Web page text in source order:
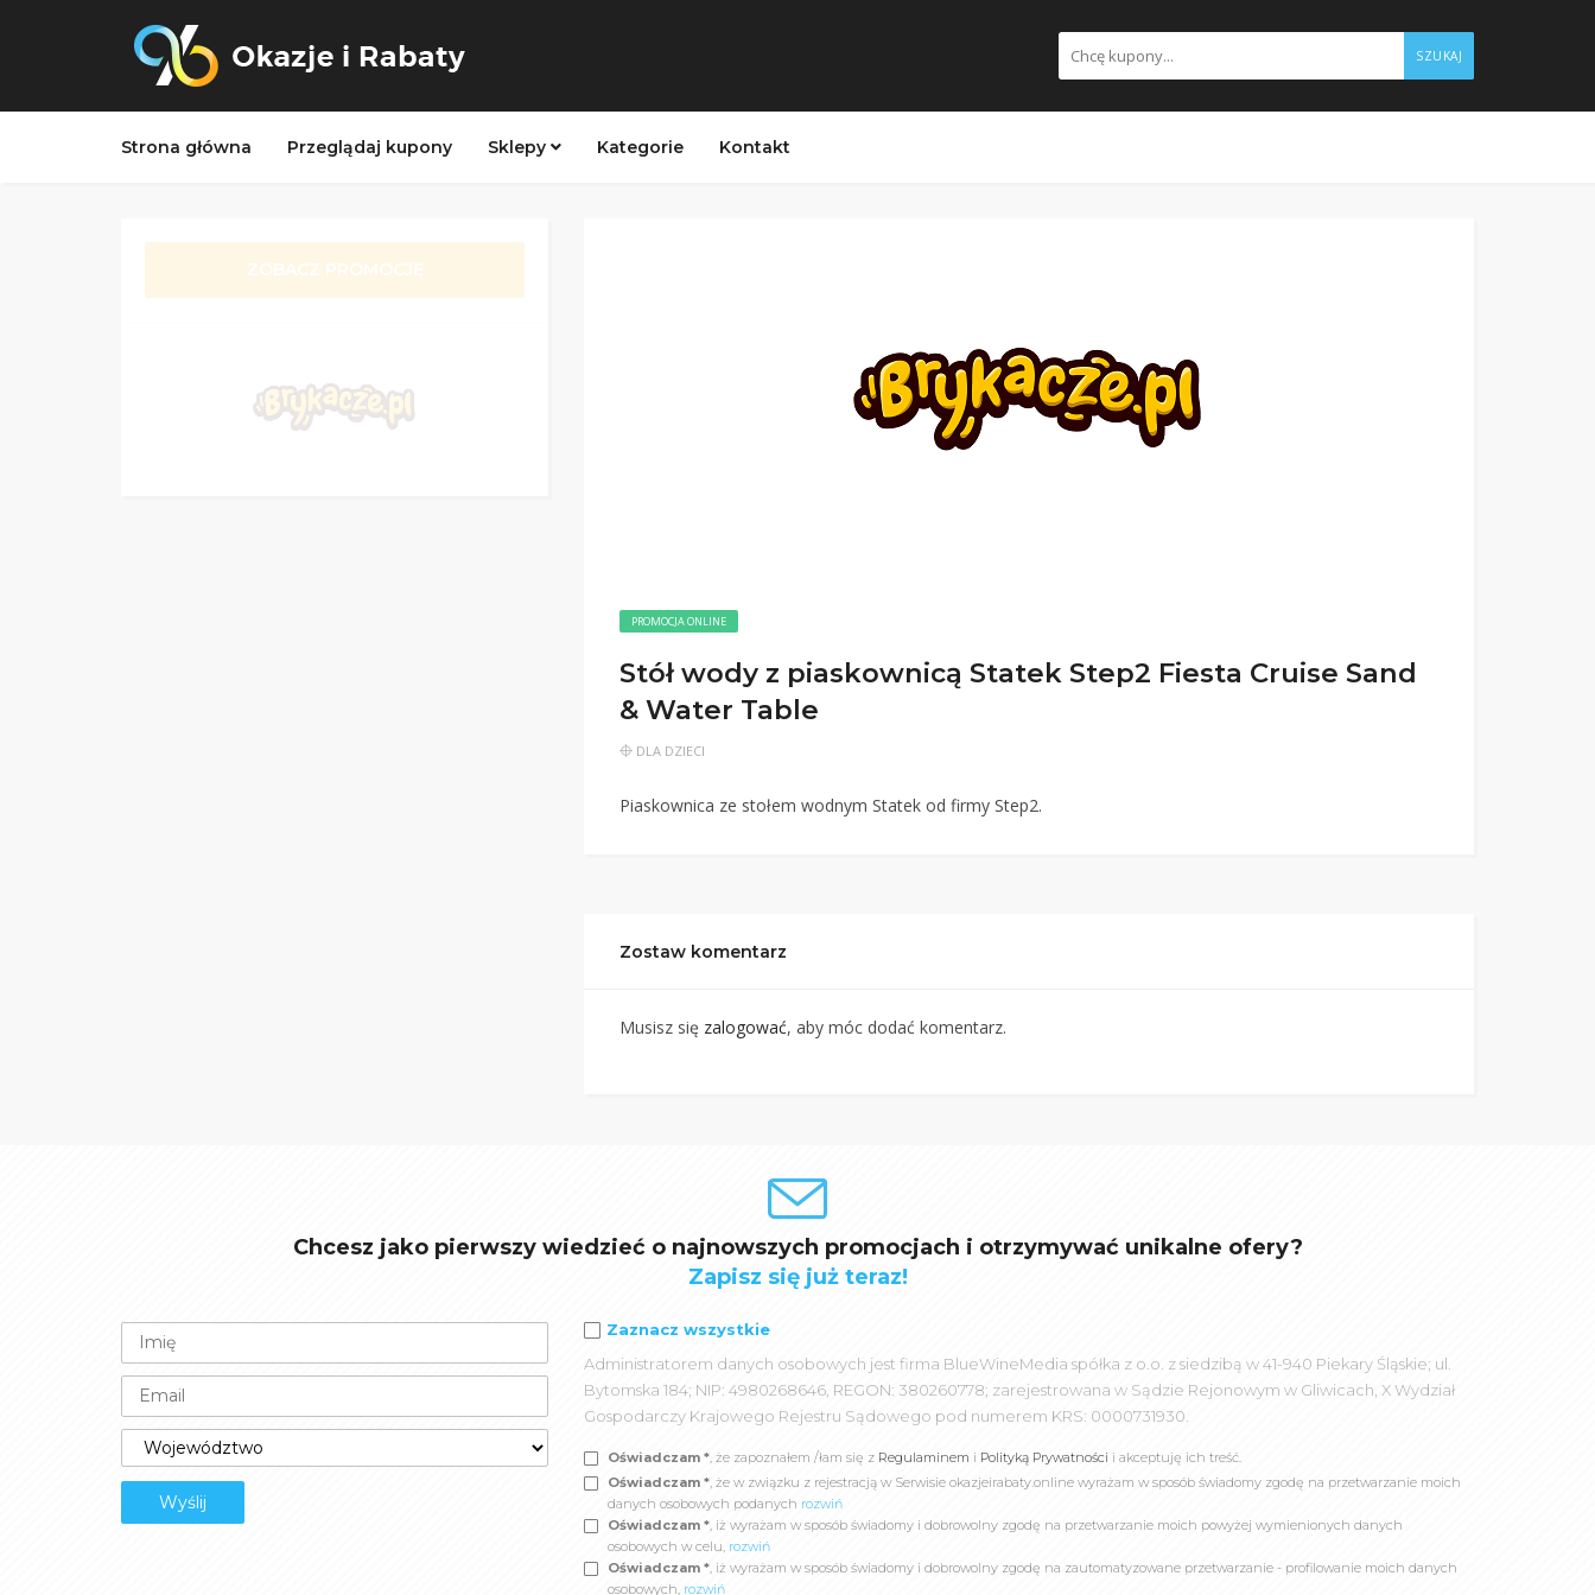
SZUKAJ
Strona główna Przeglądaj kupony Sklepy Kategorie Kontakt
ZOBACZ PROMOCJĘ
PROMOCJA ONLINE
Stół wody z piaskownicą Statek Step2 Fiesta Cruise Sand
& Water Table
DLA DZIECI
Piaskownica ze stołem wodnym Statek od firmy Step2.
Zostaw komentarz
Musisz się zalogować, aby móc dodać komentarz.
Chcesz jako pierwszy wiedzieć o najnowszych promocjach i otrzymywać unikalne ofery?
Zapisz się już teraz!
Zaznacz wszystkie
Administratorem danych osobowych jest firma BlueWineMedia spółka z o.o. z siedzibą w 41-940 Piekary Śląskie; ul.
Bytomska 184; NIP: 4980268646, REGON: 380260778; zarejestrowana w Sądzie Rejonowym w Gliwicach, X Wydział
Gospodarczy Krajowego Rejestru Sądowego pod numerem KRS: 0000731930.
Oświadczam *, że zapoznałem /łam się z Regulaminem i Polityką Prywatności i akceptuję ich treść.
Oświadczam *, że w związku z rejestracją w Serwisie okazjeirabaty.online wyrażam w sposób świadomy zgodę na przetwarzanie moich
danych osobowych podanych rozwiń
Oświadczam *, iż wyrażam w sposób świadomy i dobrowolny zgodę na przetwarzanie moich powyżej wymienionych danych
osobowych w celu, rozwiń
Oświadczam *, iż wyrażam w sposób świadomy i dobrowolny zgodę na zautomatyzowane przetwarzanie - profilowanie moich danych
osobowych, rozwiń